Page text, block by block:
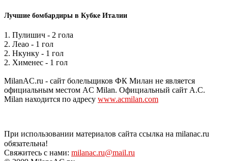
Лучшие бомбардиры в Кубке Италии
1. Пулишич - 2 гола
2. Леао - 1 гол
2. Нкунку - 1 гол
2. Хименес - 1 гол
MilanAC.ru - сайт болельщиков ФК Милан не является
официальным местом AC Milan. Официальный сайт A.C.
Milan находится по адресу www.acmilan.com
При использовании материалов сайта ссылка на milanac.ru
обязательна!
Свяжитесь с нами: milanac.ru@mail.ru